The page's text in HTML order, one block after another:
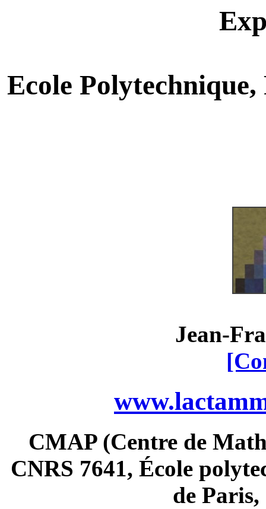
Ecole Polytechnique,
Jean-
CMAP (Centre de
CNRS 7641, École
de